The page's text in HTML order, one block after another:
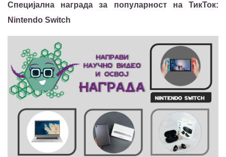
Специјална награда за популарност на ТикТок:
Nintendo Switch